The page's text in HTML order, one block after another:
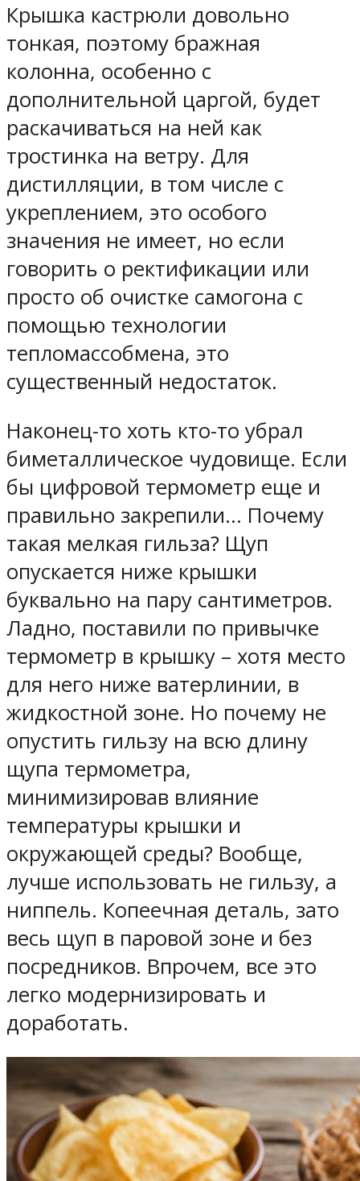
Крышка кастрюли довольно
тонкая, поэтому бражная
колонна, особенно с
дополнительной царгой, будет
раскачиваться на ней как
тростинка на ветру. Для
дистилляции, в том числе с
укреплением, это особого
значения не имеет, но если
говорить о ректификации или
просто об очистке самогона с
помощью технологии
тепломассобмена, это
существенный недостаток.
Наконец-то хоть кто-то убрал
биметаллическое чудовище. Если
бы цифровой термометр еще и
правильно закрепили… Почему
такая мелкая гильза? Щуп
опускается ниже крышки
буквально на пару сантиметров.
Ладно, поставили по привычке
термометр в крышку – хотя место
для него ниже ватерлинии, в
жидкостной зоне. Но почему не
опустить гильзу на всю длину
щупа термометра,
минимизировав влияние
температуры крышки и
окружающей среды? Вообще,
лучше использовать не гильзу, а
ниппель. Копеечная деталь, зато
весь щуп в паровой зоне и без
посредников. Впрочем, все это
легко модернизировать и
доработать.